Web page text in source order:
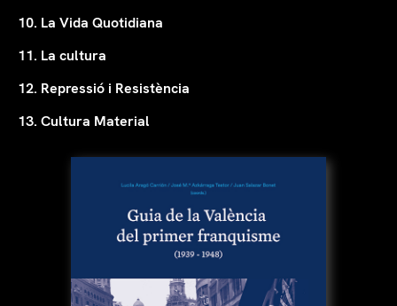
10. La Vida Quotidiana
11. La cultura
12. Repressió i Resistència
13. Cultura Material